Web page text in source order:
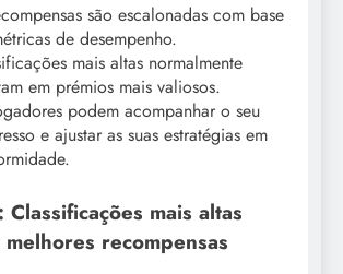
são escalonadas com base
de desempenho.
mais altas normalmente
em prémios mais valiosos.
podem acompanhar o seu
e ajustar as suas estratégias em
Classificações mais altas
recompensas